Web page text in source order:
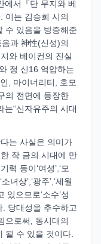
에서『단 무지와 베
이는 김승희 시의
수 있음을 방증해준
과 神性(신성)의
와 베이컨의 진실
정 신16 억압하는
, 마이너리티, 호모
의 전면에 등장한
는“신자유주의 시대
다는 사실은 의미가
작 금의 시대에 만
등이‘여성’,‘모
소녀상’,‘광주’,‘세월
있으므로‘소수’성
당대성을 추수하고
으로써, 동시대의
될 수 있을 것이다.